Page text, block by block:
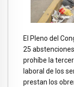
El Pleno del
25
prohíbe la
laboral de los
prestan los